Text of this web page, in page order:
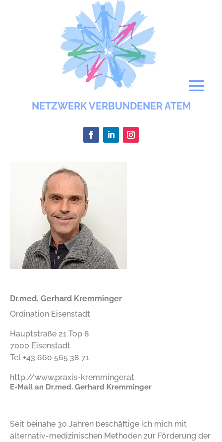
NETZWERK VERBUNDENER ATEM
Dr.med. Gerhard Kremminger
Ordination Eisenstadt
Hauptstraße 21 Top 8
7000 Eisenstadt
Tel +43 660 565 38 71
http://www.praxis-kremminger.at
E-Mail an Dr.med. Gerhard Kremminger
Seit beinahe 30 Jahren beschäftige ich mich mit
alternativ-medizinischen Methoden zur Förderung der